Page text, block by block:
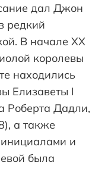
дал Джон
редкий
В начале XX
королевы
находились
Елизаветы I
Роберта Дадли,
а также
инициалами и
была